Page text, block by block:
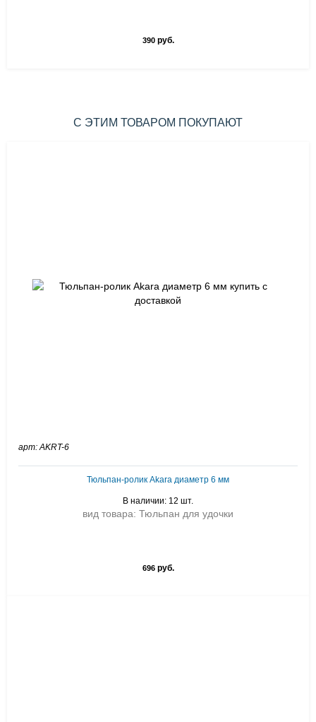
390руб.
С ЭТИМ ТОВАРОМ ПОКУПАЮТ
арт: AKRT-6
Тюльпан-ролик Akara диаметр 6 мм
В наличии: 12 шт.
вид товара: Тюльпан для удочки
696руб.